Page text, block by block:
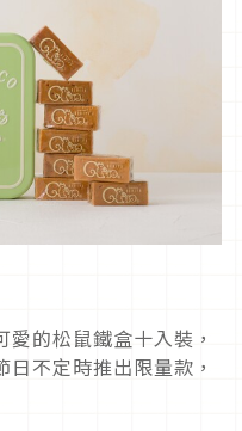
的松鼠鐵盒十入裝，
不定時推出限量款，